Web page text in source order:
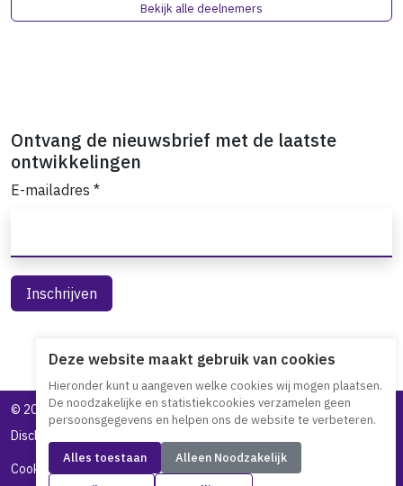
Bekijk alle deelnemers
Ontvang de nieuwsbrief met de laatste
ontwikkelingen
E-mailadres *
© 2026 Toegankelijk Bankieren
Disclaimer
Cookieverklaring
Deze website maakt gebruik van cookies
Hieronder kunt u aangeven welke cookies wij mogen plaatsen.
De noodzakelijke en statistiekcookies verzamelen geen
persoonsgegevens en helpen ons de website te verbeteren.
Alles toestaan Alleen Noodzakelijk